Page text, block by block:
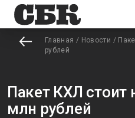
Главная / Новости /
рублей
Пакет КХЛ стоит
млн рублей